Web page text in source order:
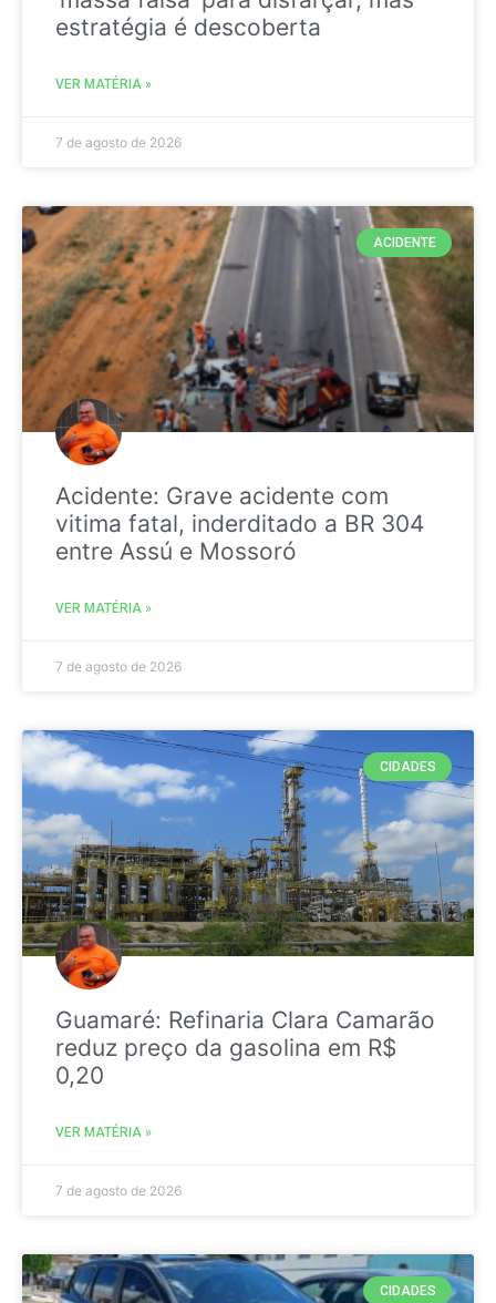
estratégia é descoberta
VER MATÉRIA »
7 de agosto de 2026
ACIDENTE
Acidente: Grave acidente com
vitima fatal, inderditado a BR 304
entre Assú e Mossoró
VER MATÉRIA »
7 de agosto de 2026
CIDADES
Guamaré: Refinaria Clara Camarão
reduz preço da gasolina em R$
0,20
VER MATÉRIA »
7 de agosto de 2026
CIDADES